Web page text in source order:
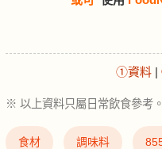
①資料 |
※ 以上資料只屬日常飲食參考。
食材 調味料